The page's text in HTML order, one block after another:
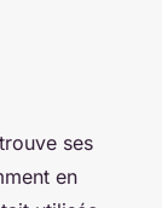
ses
en